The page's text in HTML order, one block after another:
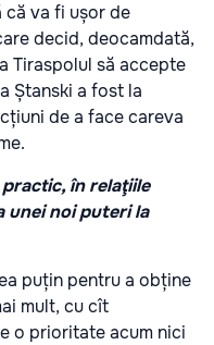
că va fi ușor de
decid, deocamdată,
Tiraspolul să accepte
Ștanski a fost la
de a face careva
în relaţiile
unei noi puteri la
puțin pentru a obține
mult, cu cît
o prioritate acum nici